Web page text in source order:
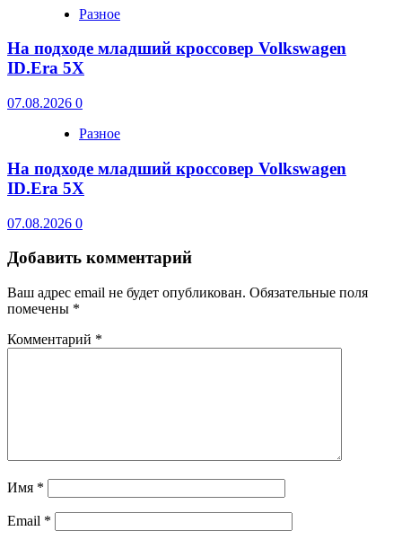
Разное
На подходе младший кроссовер Volkswagen
ID.Era 5X
07.08.2026 0
Разное
На подходе младший кроссовер Volkswagen
ID.Era 5X
07.08.2026 0
Добавить комментарий
Ваш адрес email не будет опубликован. Обязательные поля
помечены *
Комментарий *
Имя *
Email *